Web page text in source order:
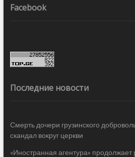
Facebook
Последние новости
Смерть дочери грузинского
скандал вокруг церкви
«Иностранная агентура» продолжает